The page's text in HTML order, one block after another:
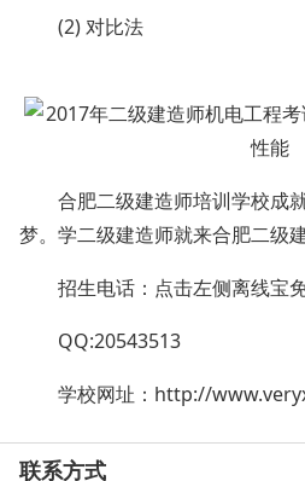
(2) 对比法
合肥二级建造师培训学校成
梦。学二级建造师就来合肥二级
招生电话：点击左侧离线宝
QQ:20543513
学校网址： http://
联系方式